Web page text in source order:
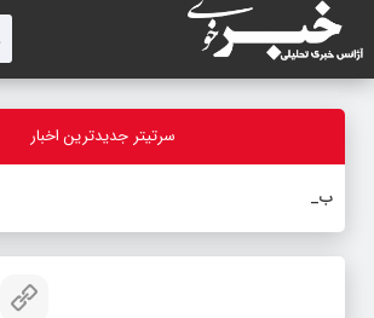
سرتیتر جدیدترین اخبار
بازدید